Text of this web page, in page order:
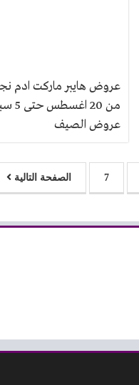
عروض هايبر ماركت ادم
عروض الصيف
7 الصفحة التالية